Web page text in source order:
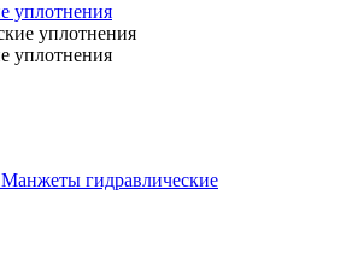
уплотнения
уплотнения
уплотнения
Манжеты гидравлические